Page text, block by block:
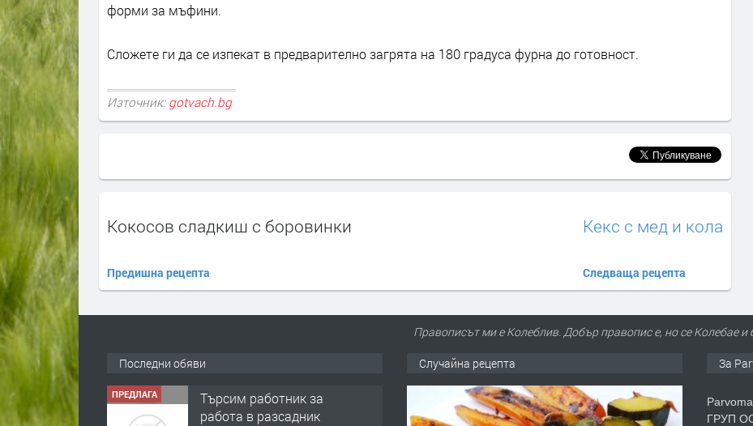
форми за мъфини.
Сложете ги да се изпекат в предварително загрята на 180 градуса фурна до готовност.
Източник: gotvach.bg
Кокосов сладкиш с боровинки
Предишна рецепта
Кекс с мед и кола
Следваща рецепта
Правописът ми е Колеблив. Добър правопис е, но се Колебае и
Последни обяви
ПРЕДЛАГА
Търсим работник за
работа в разсадник
Случайна рецепта За
ГРУП